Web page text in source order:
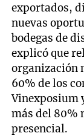
exportados,
nuevas
bodegas de
explicó que
organización
60% de los
Vinexposium
más del 80%
presencial.